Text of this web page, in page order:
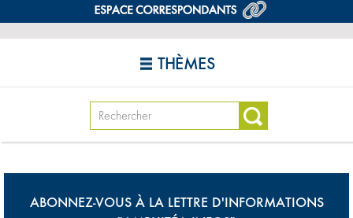
THÈMES
ABONNEZ-VOUS À LA LETTRE D'INFORMATIONS